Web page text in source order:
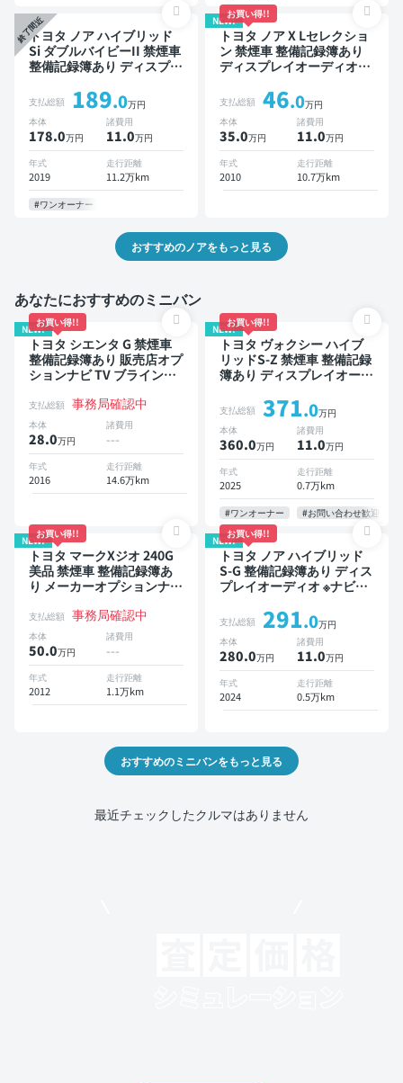
終了間近
トヨタ ノア ハイブリッド
Si ダブルバイビーII 禁煙車
整備記録簿あり ディスプレ
あり TV 後席モニター オー
トクルーズ 3列シート スマ
ートキー ETC バックモニ
ター 衝突軽減 両側電動ス
ライドドア 7人乗り
支払総額 189.0万円
本体
178.0万円
諸費用
11.0万円
年式
2019
走行距離
11.2万km
#ワンオーナー
NEW!
お買い得!!
トヨタ ノア X Lセレクショ
ン 禁煙車 整備記録簿あり
ディスプレイオーディオ
スマートキー ETC 電動バ
ックドア バックモニター
両側電動スライドドア 8人
乗り
支払総額 46.0万円
本体
35.0万円
諸費用
11.0万円
年式
2010
走行距離
10.7万km
おすすめのノアをもっと見る
あなたにおすすめのミニバン
NEW!
お買い得!!
トヨタ シエンタ G 禁煙車
整備記録簿あり 販売店オプ
ションナビ TV ブラインド
ト スマートキー バックモ
ニター ドライブレコーダー
衝突軽減 両側電動スライド
ドア 7人乗り
支払総額 事務局確認中
本体
28.0万円
諸費用
---
年式
2016
走行距離
14.6万km
NEW!
お買い得!!
トヨタ ヴォクシー ハイブ
リッドS-Z 禁煙車 整備記録
簿あり ディスプレイオーデ
インドスポットモニター デ
ジタルインナーミラー オー
トクルーズ 3列シート スマ
ートキー ETC 電動バック
ドア バックモニター 全方
位カメラ ドライブレコーダ
ー 衝突軽減 両側電動スラ
イドドア 7人乗り
支払総額 371.0万円
本体
360.0万円
諸費用
11.0万円
年式
2025
走行距離
0.7万km
#ワンオーナー #お問い合わせ歓迎
NEW!
お買い得!!
トヨタ マークXジオ 240G
美品 禁煙車 整備記録簿あ
り メーカーオプションナビ
ETC バックモニター 7人乗
り
支払総額 事務局確認中
本体
50.0万円
諸費用
---
年式
2012
走行距離
1.1万km
NEW!
お買い得!!
トヨタ ノア ハイブリッド
S-G 整備記録簿あり ディス
プレイオーディオ ※ナビキ
ズ 3列シート スマートキー
バックモニター ドライブレ
コーダー 衝突軽減 7人乗り
支払総額 291.0万円
本体
280.0万円
諸費用
11.0万円
年式
2024
走行距離
0.5万km
おすすめのミニバンをもっと見る
最近チェックしたクルマはありません